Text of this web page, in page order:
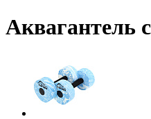
Аквагантель